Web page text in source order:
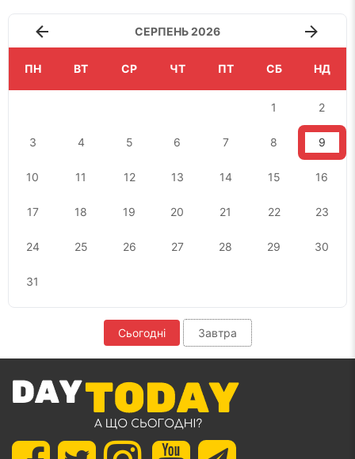
СЕРПЕНЬ 2026
ПН ВТ СР ЧТ ПТ СБ НД
1 2
3 4 5 6 7 8 9
10 11 12 13 14 15 16
17 18 19 20 21 22 23
24 25 26 27 28 29 30
31
Сьогодні Завтра